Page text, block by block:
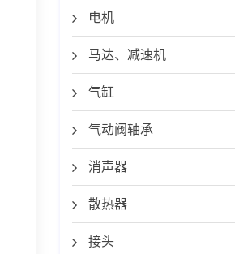
电机
马达、减速机
气缸
气动阀轴承
消声器
散热器
接头